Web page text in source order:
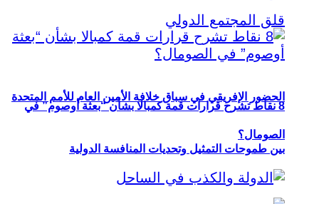
الحضور الإفريقي في سباق خلافة الأمين العام للأمم المتحدة
بين طموحات التمثيل وتحديات المنافسة الدولية
8 نقاط تشرح قرارات قمة كمبالا بشأن “بعثة أوصوم” في
الصومال؟